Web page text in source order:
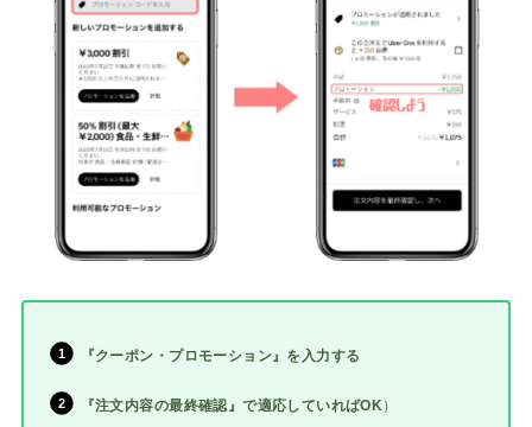
『クーポン・プロモーション』を入力する
『注文内容の最終確認』で適応していればOK ）